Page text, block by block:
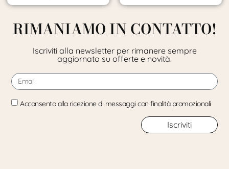
RIMANIAMO IN CONTATTO!
Iscriviti alla newsletter per rimanere sempre
aggiornato su offerte e novità.
Acconsento alla ricezione di messaggi con finalità promozionali
Iscriviti